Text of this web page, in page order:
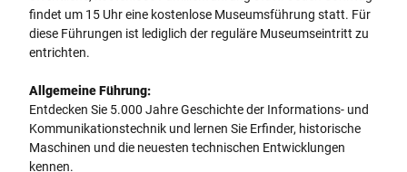
findet um 15 Uhr eine kostenlose Museumsführung statt. Für
diese Führungen ist lediglich der reguläre Museumseintritt zu
entrichten.
Allgemeine Führung:
Entdecken Sie 5.000 Jahre Geschichte der Informations- und
Kommunikationstechnik und lernen Sie Erfinder, historische
Maschinen und die neuesten technischen Entwicklungen
kennen.